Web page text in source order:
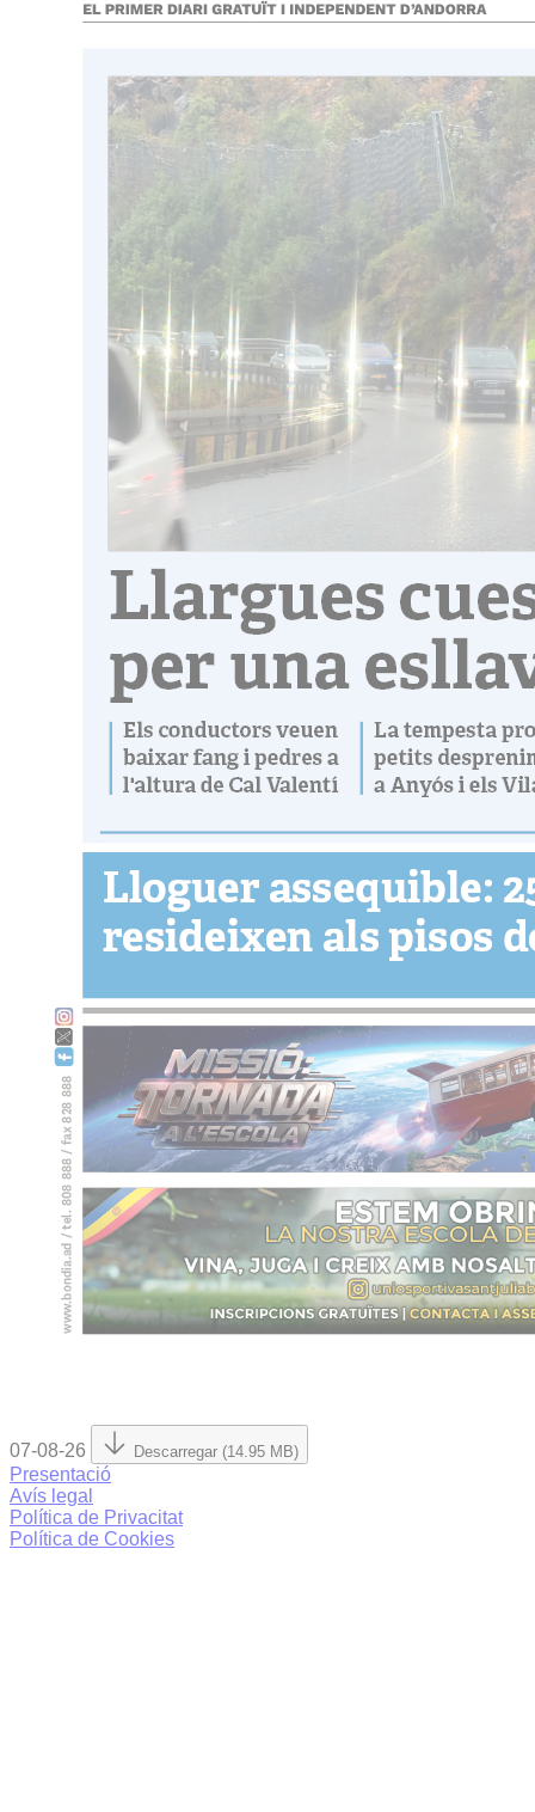
07-08-26 Descarregar (14.95 MB)
Presentació
Avís legal
Política de Privacitat
Política de Cookies